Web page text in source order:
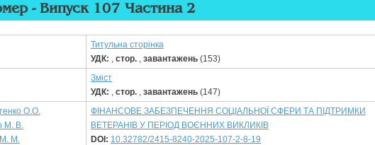
- Випуск 107 Частина 2
Титульна сторінка
УДК: , стор., завантажень(153)
Зміст
УДК: , стор., завантажень(147)
О.О.
М. В.
М.
ФІНАНСОВЕ ЗАБЕЗПЕЧЕННЯ СОЦІАЛЬНОЇ СФЕРИ ТА ПІДТРИМКИ
ВЕТЕРАНІВ У ПЕРІОД ВОЄННИХ ВИКЛИКІВ
DOI: 10.32782/2415-8240-2025-107-2-8-19